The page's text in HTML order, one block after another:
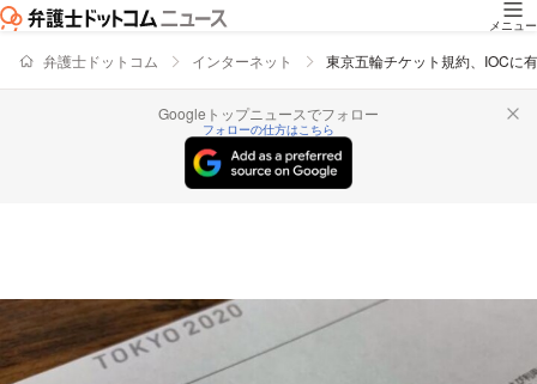
メニュー
弁護士ドットコム インターネット 東京五輪チケット規約、IOCに
Googleトップニュースでフォロー
フォローの仕方はこちら